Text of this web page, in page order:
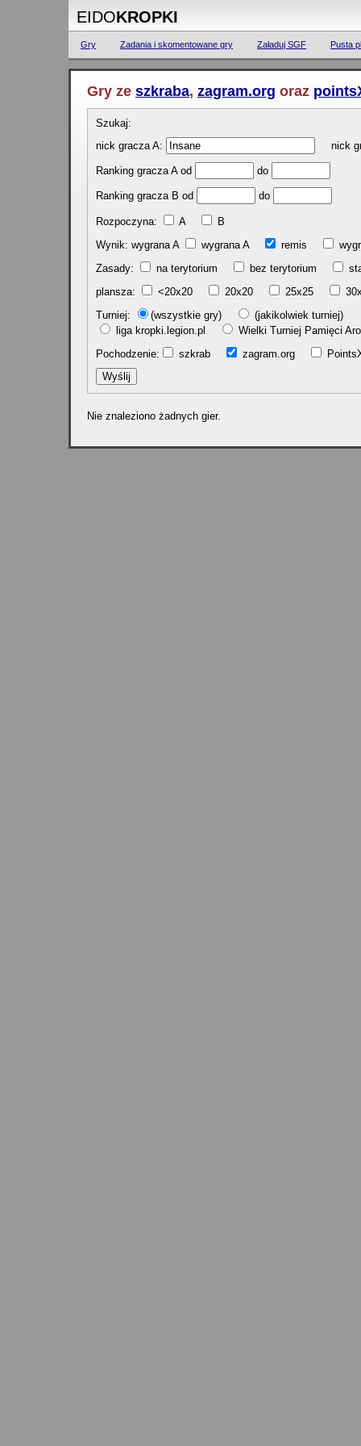
EIDOKROPKI
Gry Zadania i skomentowane gry Załaduj SGF Pusta
Gry ze szkraba, zagram.org oraz
Szukaj:
nick gracza A:
nick
Ranking gracza A od do
Ranking gracza B od do
Rozpoczyna: A
B
Wynik: wygrana A
wygrana A remis
Zasady:
na terytorium bez terytorium
plansza:
<20x20 20x20 25x25
Turniej:
(wszystkie gry)
(jakikolwiek turniej)
liga kropki.legion.pl
Wielki Turniej Pamięci
Pochodzenie:
szkrab zagram.org
Nie znaleziono żadnych gier.